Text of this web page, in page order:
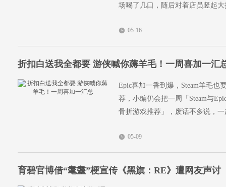
场喝了几口，随后对着店员竖起
05-16
折扣白送我全都要 游侠喊你薅羊毛！一周喜加一汇
Epic喜加一香到爆，Steam羊毛也
荐，小编仍会把一周「Steam与
骨折游戏推荐」，废话不多说，
05-09
育碧官博借“耄耋”梗宣传《黑旗：RE》遭网友声讨